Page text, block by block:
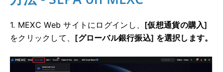
1. MEXC Web サイトにログインし、 [仮想通貨の購入]
をクリックして、 [グローバル銀行振込] を選択します。